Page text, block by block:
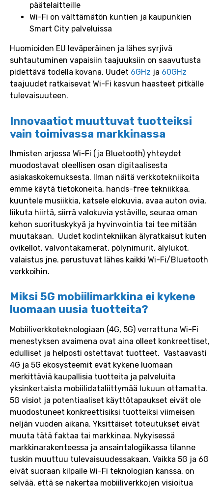
päätelaitteille
Wi-Fi on välttämätön kuntien ja kaupunkien
Smart City palveluissa
Huomioiden EU leväperäinen ja lähes syrjivä
suhtautuminen vapaisiin taajuuksiin on saavutusta
pidettävä todella kovana. Uudet 6GHz ja 60GHz
taajuudet ratkaisevat Wi-Fi kasvun haasteet pitkälle
tulevaisuuteen.
Innovaatiot muuttuvat tuotteiksi
vain toimivassa markkinassa
Ihmisten arjessa Wi-Fi (ja Bluetooth) yhteydet
muodostavat oleellisen osan digitaalisesta
asiakaskokemuksesta. Ilman näitä verkkotekniikoita
emme käytä tietokoneita, hands-free tekniikkaa,
kuuntele musiikkia, katsele elokuvia, avaa auton ovia,
liikuta hiirtä, siirrä valokuvia ystäville, seuraa oman
kehon suorituskykyä ja hyvinvointia tai tee mitään
muutakaan. Uudet kodintekniikan älyratkaisut kuten
ovikellot, valvontakamerat, pölynimurit, älylukot,
valaistus jne. perustuvat lähes kaikki Wi-Fi/Bluetooth
verkkoihin.
Miksi 5G mobiilimarkkina ei kykene
luomaan uusia tuotteita?
Mobiiliverkkoteknologiaan (4G, 5G) verrattuna Wi-Fi
menestyksen avaimena ovat aina olleet konkreettiset,
edulliset ja helposti ostettavat tuotteet. Vastaavasti
4G ja 5G ekosysteemit evät kykene luomaan
merkittäviä kaupallisia tuotteita ja palveluita
yksinkertaista mobiilidataliittymää lukuun ottamatta.
5G visiot ja potentiaaliset käyttötapaukset eivät ole
muodostuneet konkreettisiksi tuotteiksi viimeisen
neljän vuoden aikana. Yksittäiset toteutukset eivät
muuta tätä faktaa tai markkinaa. Nykyisessä
markkinarakenteessa ja ansaintalogiikassa tilanne
tuskin muuttuu tulevaisuudessakaan. Vaikka 5G ja 6G
eivät suoraan kilpaile Wi-Fi teknologian kanssa, on
selvää, että se nakertaa mobiiliverkkojen visioitua